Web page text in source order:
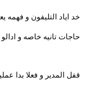
خد اياد التليفون و
حاجات تانيه خاصه و
قفل المدير و فعلا بدا